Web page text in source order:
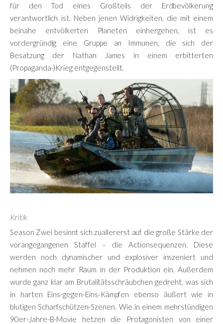
für den Tod eines Großteils der Erdbevölkerung
verantwortlich ist. Neben jenen Widrigkeiten, die mit einem
beinahe entvölkerten Planeten einhergehen, ist es
vordergründig eine Gruppe an Immunen, die sich der
Besatzung der Nathan James in einem erbitterten
(Propaganda-)Krieg entgegenstellt.
Kritik
Season Zwei besinnt sich zuallererst auf die große Stärke der
vorangegangenen Staffel – die Actionsequenzen. Diese
werden noch dynamischer und explosiver inszeniert und
nehmen noch mehr Raum in der Produktion ein. Außerdem
wurde ganz klar am Brutalitätsschräubchen gedreht, was sich
in harten Eins-gegen-Eins-Kämpfen ebenso äußert wie in
blutigen Scharfschützen-Szenen. Wie in einem mehrstündigen
90er-Jahre-B-Movie hetzen die Protagonisten von einer